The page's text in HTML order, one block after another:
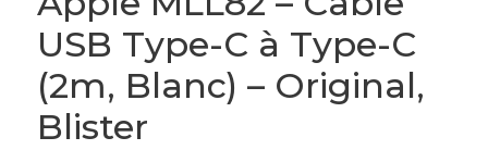
USB Type-C à Type-C
(2m, Blanc) – Original,
Blister